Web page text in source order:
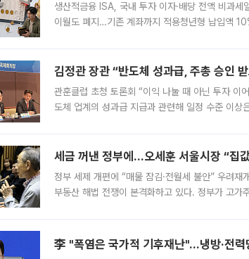
생산적금융 ISA, 국내 투자 이자·배당 전액 비과
이월도 폐지…기존 계좌까지 적용청년형 납입액
김정관 장관 “반도체 성과급, 주총 승인
관훈클럽 초청 토론회 “이익 나눌 때 아닌 투자 이
도체 업계의 성과급 지급과 관련해 일정 수준 이상
세금 꺼낸 정부에…오세훈 서울시장 “집
정부 세제 개편에 “매물 잠김·전월세 불안” 우려재
부동산 해법 전쟁이 본격화하고 있다. 정부가 고가
李 "폭염은 국가적 기후재난"…냉방·전